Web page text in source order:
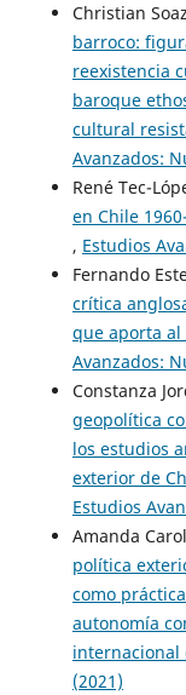
Christian
barroco:
reexistencia
baroque
cultural
Avanzados:
René Tec-
en Chile
, Estudios
Fernando
crítica
que aporta
Avanzados:
Constanza
geopolítica
los estudios
exterior de
Estudios
Amanda
política
como
autonomía
internacional
(2021)